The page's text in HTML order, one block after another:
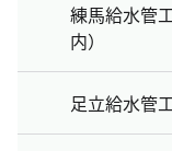
練馬給水管
内）
足立給水管